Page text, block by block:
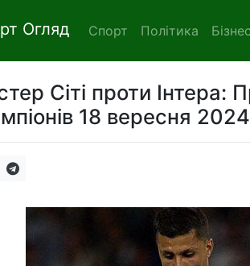
Огляд Спорт Політика Бізнес
Сіті проти Інтера:
18 вересня